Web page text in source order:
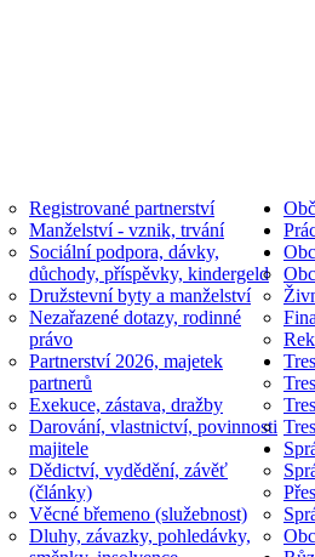
Registrované partnerství
Manželství - vznik, trvání
Sociální podpora, dávky,
důchody, příspěvky, kindergeld
Družstevní byty a manželství
Nezařazené dotazy, rodinné
právo
Partnerství 2026, majetek
partnerů
Exekuce, zástava, dražby
Darování, vlastnictví, povinnosti
majitele
Dědictví, vydědění, závěť
(články)
Věcné břemeno (služebnost)
Dluhy, závazky, pohledávky,